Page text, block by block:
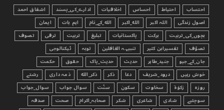
احتساب احتیاط احساس اخلاقیات ادارے_کی_پسند
اشفاق احمد
اصول زندگی
اللہ اکبر الله_اکبر الله_کے_نام اہم بات
ایمان
بچوں_کی_تربیت
برکت پاکستانیات تبليغ تربیت ترقی
تصوف
تصوّف
تفسیرابن کثیر تنبیہہ الغافلین توبہ
ٹیکنالوجی
جان_کے_جیو
جنید_طاہر حدیث حدیث_پاک حقوق
حکمت
خوش رہیں
درود_شریف دعا ذکر ذکر_الله ذمہ داری
رشتے
روزہ
زکوٰۃ سخاوت سکون سنّت سوال جواب
سوال_جواب
سوچئیے
شادی شاعری شکر صحابہ_اکرام صحت
صدقہ